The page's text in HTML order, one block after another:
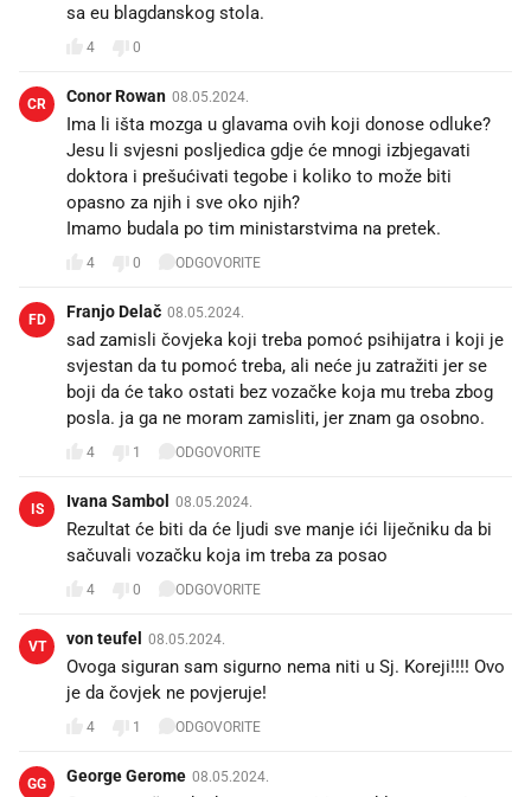
sa eu blagdanskog stola.
4 0
CR Conor Rowan 08.05.2024.
Ima li išta mozga u glavama ovih koji donose odluke?
Jesu li svjesni posljedica gdje će mnogi izbjegavati
doktora i prešućivati tegobe i koliko to može biti
opasno za njih i sve oko njih?
Imamo budala po tim ministarstvima na pretek.
4 0 ODGOVORITE
FD Franjo Delač 08.05.2024.
sad zamisli čovjeka koji treba pomoć psihijatra i koji je
svjestan da tu pomoć treba, ali neće ju zatražiti jer se
boji da će tako ostati bez vozačke koja mu treba zbog
posla. ja ga ne moram zamisliti, jer znam ga osobno.
4 1 ODGOVORITE
IS Ivana Sambol 08.05.2024.
Rezultat će biti da će ljudi sve manje ići liječniku da bi
sačuvali vozačku koja im treba za posao
4 0 ODGOVORITE
VT von teufel 08.05.2024.
Ovoga siguran sam sigurno nema niti u Sj. Koreji!!!! Ovo
je da čovjek ne povjeruje!
4 1 ODGOVORITE
GG George Gerome 08.05.2024.